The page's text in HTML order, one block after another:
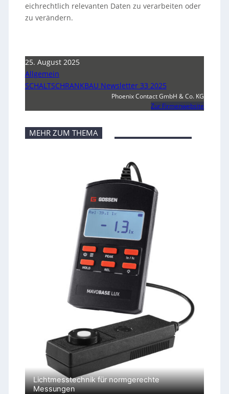
eichrechtlich relevanten Daten zu verarbeiten oder
zu verändern.
25. August 2025
Allgemein
SCHALTSCHRANKBAU Newsletter 33 2025
Phoenix Contact GmbH & Co. KG
Zur Firmenwebsite
MEHR ZUM THEMA
Lichtmesstechnik für normgerechte
Messungen